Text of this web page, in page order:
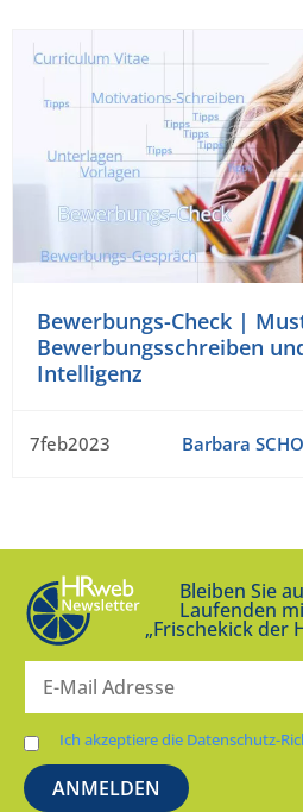
Bewerbungs-Check |
Bewerbungsschreiben
Intelligenz
7feb2023 Barbara
Bleiben Sie
Laufenden
„Frischekick der
Ich akzeptiere die Datenschutz-